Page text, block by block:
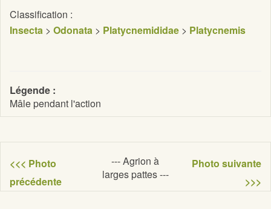
Classification :
Insecta > Odonata > Platycnemididae > Platycnemis
Légende :
Mâle pendant l'action
<<< Photo
précédente
--- Agrion à
larges pattes ---
Photo suivante
>>>